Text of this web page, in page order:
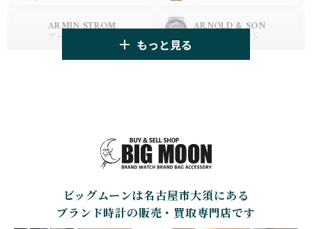
HUBLOT
ウブロ
ZENITH
BELL＆ROSS SINN
ジン
CARTIER
カルティエ
CHANEL
シャネル
ARMIN STROM
アーミン・シュトローム
ARNOLD & SON
アーノルド&サン
BAMFORD LONDON
バンフォード・ロンドン
BAUME&MERCIER
ボーム＆メルシエ
BEAUBLEU
ボーブルー
BELL＆ROSS
ベル＆ロス
もっと見る
ビッグムーンは名古屋市大須にある
ブランド時計の販売・買取専門店です